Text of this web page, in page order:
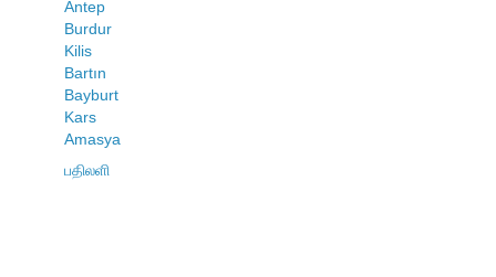
Antep
Burdur
Kilis
Bartın
Bayburt
Kars
Amasya
பதிலளி